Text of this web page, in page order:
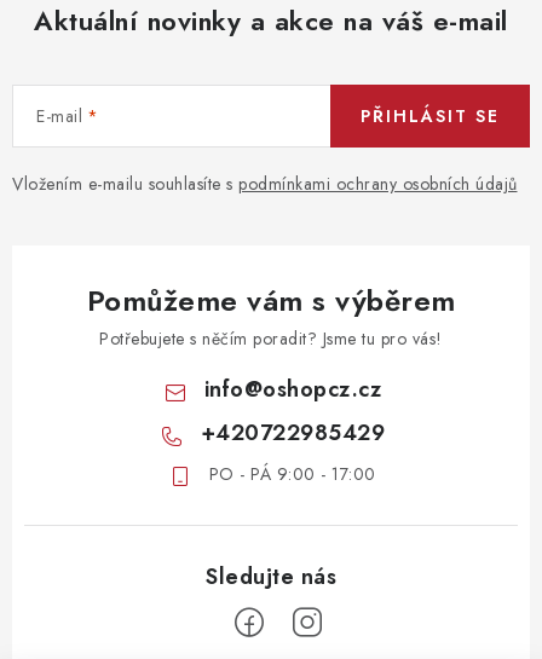
Aktuální novinky a akce na váš e-mail
E-mail
Vložením e-mailu souhlasíte s podmínkami ochrany osobních údajů
PŘIHLÁSIT SE
Pomůžeme vám s výběrem
Potřebujete s něčím poradit? Jsme tu pro vás!
info@oshopcz.cz
+420722985429
PO - PÁ 9:00 - 17:00